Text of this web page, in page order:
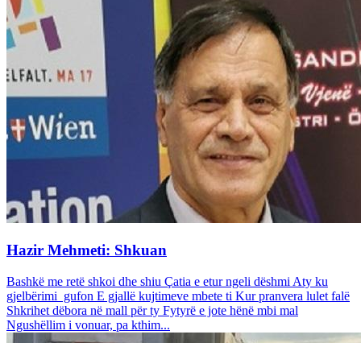
Hazir Mehmeti: Shkuan
Bashkë me retë shkoi dhe shiu Çatia e etur ngeli dëshmi Aty ku
gjelbërimi gufon E gjallë kujtimeve mbete ti Kur pranvera lulet falë
Shkrihet dëbora në mall për ty Fytyrë e jote hënë mbi mal
Ngushëllim i vonuar, pa kthim...